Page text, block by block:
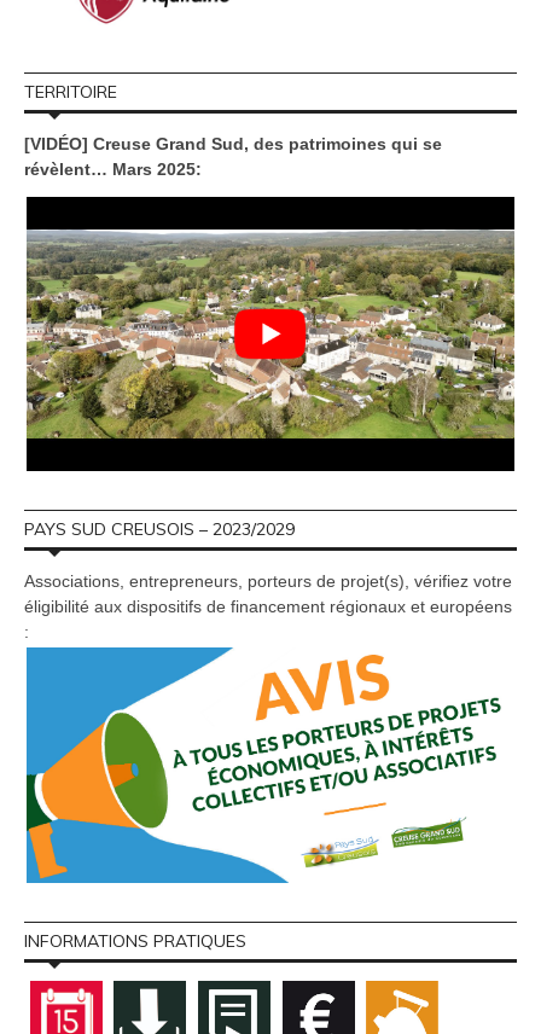
TERRITOIRE
[VIDÉO] Creuse Grand Sud, des patrimoines qui se
révèlent… Mars 2025:
PAYS SUD CREUSOIS – 2023/2029
Associations, entrepreneurs, porteurs de projet(s), vérifiez votre
éligibilité aux dispositifs de financement régionaux et européens
:
INFORMATIONS PRATIQUES